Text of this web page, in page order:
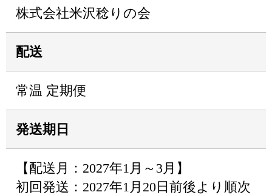
株式会社米沢稔りの会
配送
常温 定期便
発送期日
【配送月：2027年1月～3月】
初回発送：2027年1月20日前後より順次